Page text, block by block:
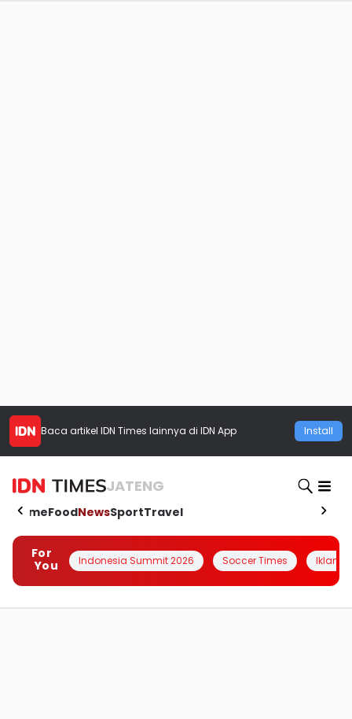
Baca artikel IDN Times lainnya di IDN App Install
JATENG
HomeFoodNewsSportTravel
For
You
Indonesia Summit 2026 Soccer Times Iklanin